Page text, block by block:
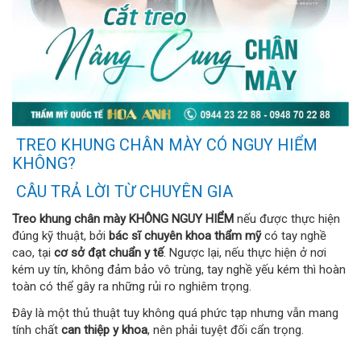
TREO KHUNG CHÂN MÀY CÓ NGUY HIỂM
KHÔNG?
CÂU TRẢ LỜI TỪ CHUYÊN GIA
Treo khung chân mày KHÔNG NGUY HIỂM nếu được thực hiện
đúng kỹ thuật, bởi bác sĩ chuyên khoa thẩm mỹcó tay nghề
cao, tại cơ sở đạt chuẩn y tế. Ngược lại, nếu thực hiện ở nơi
kém uy tín, không đảm bảo vô trùng, tay nghề yếu kém thì hoàn
toàn có thể gây ra những rủi ro nghiêm trọng.
Đây là một thủ thuật tuy không quá phức tạp nhưng vẫn mang
tính chất can thiệp y khoa, nên phải tuyệt đối cẩn trọng.